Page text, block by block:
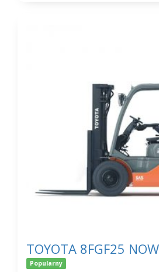
TOYOTA 8FGF25
Popularny